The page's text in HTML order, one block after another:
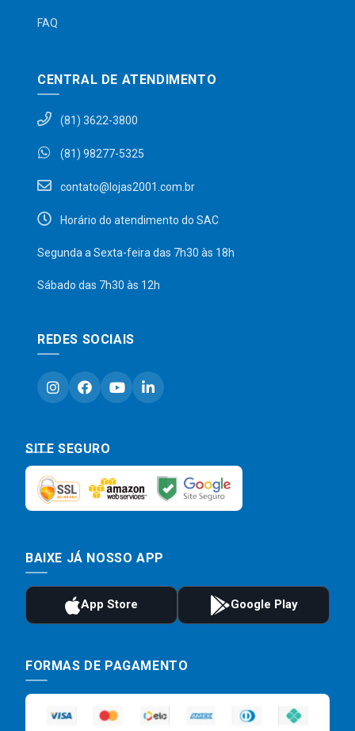
FAQ
CENTRAL DE ATENDIMENTO
(81) 3622-3800
(81) 98277-5325
contato@lojas2001.com.br
Horário do atendimento do SAC
Segunda a Sexta-feira das 7h30 às 18h
Sábado das 7h30 às 12h
REDES SOCIAIS
SITE SEGURO
BAIXE JÁ NOSSO APP
FORMAS DE PAGAMENTO